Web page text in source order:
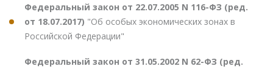
Федеральный закон от 22.07.2005 N 116-ФЗ (ред.
от 18.07.2017) "Об особых экономических зонах в
Российской Федерации"
Федеральный закон от 31.05.2002 N 62-ФЗ (ред.